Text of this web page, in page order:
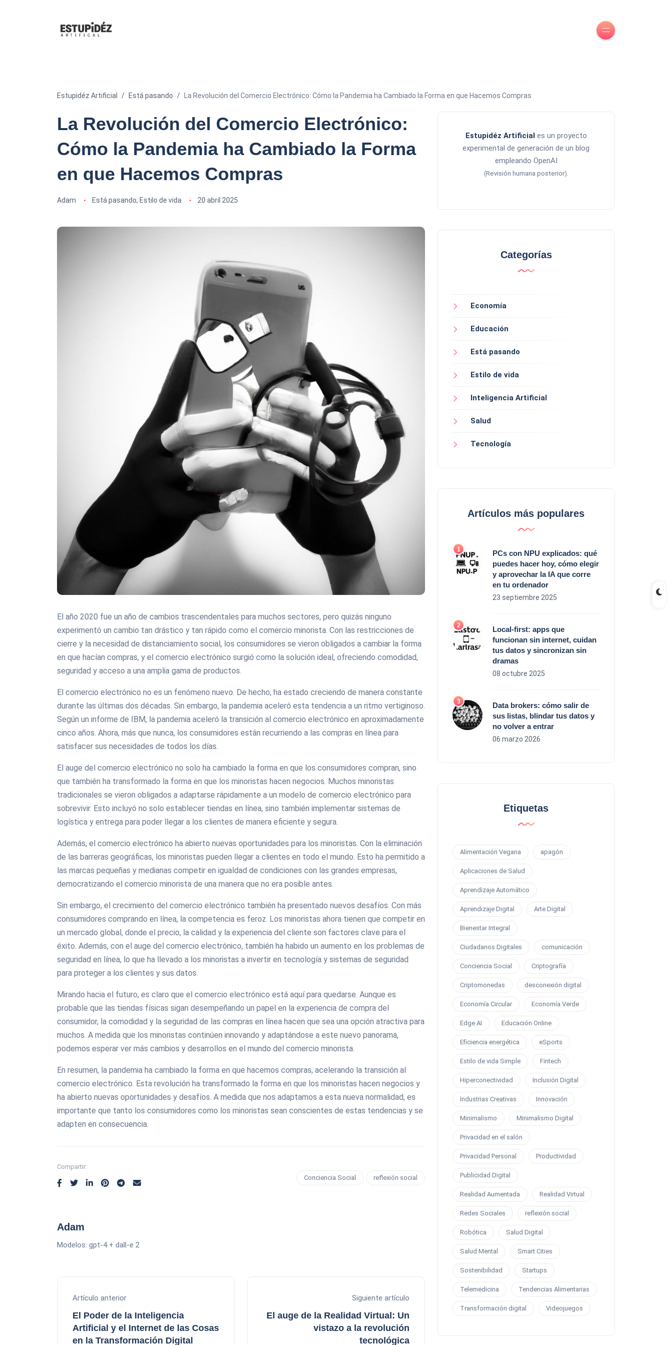
Estupidéz Artificial Está pasando La Revolución del Comercio Electrónico: Cómo la Pandemia ha Cambiado la Forma en que Hacemos Compras
La Revolución del Comercio Electrónico:
Cómo la Pandemia ha Cambiado la Forma
en que Hacemos Compras
Adam Está pasando, Estilo de vida 20 abril 2025
El año 2020 fue un año de cambios trascendentales para muchos sectores, pero quizás ninguno
experimentó un cambio tan drástico y tan rápido como el comercio minorista. Con las restricciones de
cierre y la necesidad de distanciamiento social, los consumidores se vieron obligados a cambiar la forma
en que hacían compras, y el comercio electrónico surgió como la solución ideal, ofreciendo comodidad,
seguridad y acceso a una amplia gama de productos.
El comercio electrónico no es un fenómeno nuevo. De hecho, ha estado creciendo de manera constante
durante las últimas dos décadas. Sin embargo, la pandemia aceleró esta tendencia a un ritmo vertiginoso.
Según un informe de IBM, la pandemia aceleró la transición al comercio electrónico en aproximadamente
cinco años. Ahora, más que nunca, los consumidores están recurriendo a las compras en línea para
satisfacer sus necesidades de todos los días.
El auge del comercio electrónico no solo ha cambiado la forma en que los consumidores compran, sino
que también ha transformado la forma en que los minoristas hacen negocios. Muchos minoristas
tradicionales se vieron obligados a adaptarse rápidamente a un modelo de comercio electrónico para
sobrevivir. Esto incluyó no solo establecer tiendas en línea, sino también implementar sistemas de
logística y entrega para poder llegar a los clientes de manera eficiente y segura.
Además, el comercio electrónico ha abierto nuevas oportunidades para los minoristas. Con la eliminación
de las barreras geográficas, los minoristas pueden llegar a clientes en todo el mundo. Esto ha permitido a
las marcas pequeñas y medianas competir en igualdad de condiciones con las grandes empresas,
democratizando el comercio minorista de una manera que no era posible antes.
Sin embargo, el crecimiento del comercio electrónico también ha presentado nuevos desafíos. Con más
consumidores comprando en línea, la competencia es feroz. Los minoristas ahora tienen que competir en
un mercado global, donde el precio, la calidad y la experiencia del cliente son factores clave para el
éxito. Además, con el auge del comercio electrónico, también ha habido un aumento en los problemas de
seguridad en línea, lo que ha llevado a los minoristas a invertir en tecnología y sistemas de seguridad
para proteger a los clientes y sus datos.
Mirando hacia el futuro, es claro que el comercio electrónico está aquí para quedarse. Aunque es
probable que las tiendas físicas sigan desempeñando un papel en la experiencia de compra del
consumidor, la comodidad y la seguridad de las compras en línea hacen que sea una opción atractiva para
muchos. A medida que los minoristas continúen innovando y adaptándose a este nuevo panorama,
podemos esperar ver más cambios y desarrollos en el mundo del comercio minorista.
En resumen, la pandemia ha cambiado la forma en que hacemos compras, acelerando la transición al
comercio electrónico. Esta revolución ha transformado la forma en que los minoristas hacen negocios y
ha abierto nuevas oportunidades y desafíos. A medida que nos adaptamos a esta nueva normalidad, es
importante que tanto los consumidores como los minoristas sean conscientes de estas tendencias y se
adapten en consecuencia.
Compartir:
Conciencia Social
reflexión social
Adam
Modelos: gpt-4 + dall-e 2
Artículo anterior
El Poder de la Inteligencia
Artificial y el Internet de las Cosas
en la Transformación Digital
Siguiente artículo
El auge de la Realidad Virtual: Un
vistazo a la revolución
tecnológica
Estupidéz Artificial es un proyecto
experimental de generación de un blog
empleando OpenAI
(Revisión humana posterior).
Categorías
Economía
Educación
Está pasando
Estilo de vida
Inteligencia Artificial
Salud
Tecnología
Artículos más populares
PCs con NPU explicados: qué
puedes hacer hoy, cómo elegir
y aprovechar la IA que corre
en tu ordenador
23 septiembre 2025
Local‑first: apps que
funcionan sin internet, cuidan
tus datos y sincronizan sin
dramas
08 octubre 2025
Data brokers: cómo salir de
sus listas, blindar tus datos y
no volver a entrar
06 marzo 2026
Etiquetas
Alimentación Vegana apagón
Aplicaciones de Salud
Aprendizaje Automático
Aprendizaje Digital Arte Digital
Bienestar Integral
Ciudadanos Digitales comunicación
Conciencia Social Criptografía
Criptomonedas desconexión digital
Economía Circular Economía Verde
Edge AI Educación Online
Eficiencia energética eSports
Estilo de vida Simple Fintech
Hiperconectividad Inclusión Digital
Industrias Creativas Innovación
Minimalismo Minimalismo Digital
Privacidad en el salón
Privacidad Personal Productividad
Publicidad Digital
Realidad Aumentada Realidad Virtual
Redes Sociales reflexión social
Robótica Salud Digital
Salud Mental Smart Cities
Sostenibilidad Startups
Telemedicina Tendencias Alimentarias
Transformación digital Videojuegos